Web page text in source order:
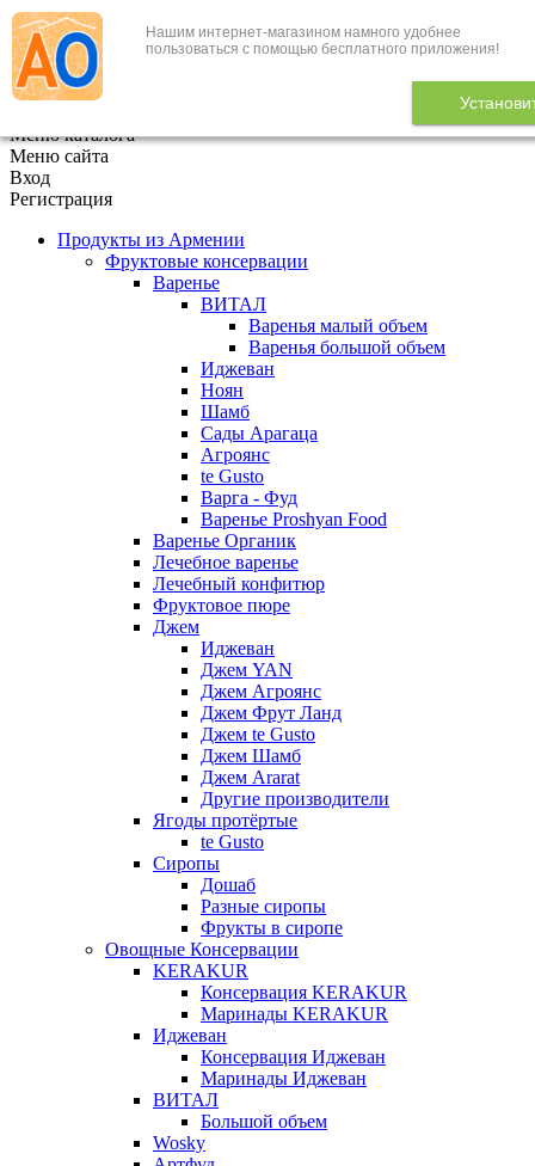
Нашим интернет-магазином намного удобнее
пользоваться с помощью бесплатного приложения!
+7 (495) 646-888-1
В корзине 0
Меню каталога
Меню сайта
Вход
Регистрация
Продукты из Армении
Фруктовые консервации
Варенье
ВИТАЛ
Варенья малый объем
Варенья большой объем
Иджеван
Ноян
Шамб
Сады Арагаца
Агроянс
te Gusto
Варга - Фуд
Варенье Proshyan Food
Варенье Органик
Лечебное варенье
Лечебный конфитюр
Фруктовое пюре
Джем
Иджеван
Джем YAN
Джем Агроянс
Джем Фрут Ланд
Джем te Gusto
Джем Шамб
Джем Ararat
Другие производители
Ягоды протёртые
te Gusto
Сиропы
Дошаб
Разные сиропы
Фрукты в сиропе
Овощные Консервации
KERAKUR
Консервация KERAKUR
Маринады KERAKUR
Иджеван
Консервация Иджеван
Маринады Иджеван
ВИТАЛ
Большой объем
Wosky